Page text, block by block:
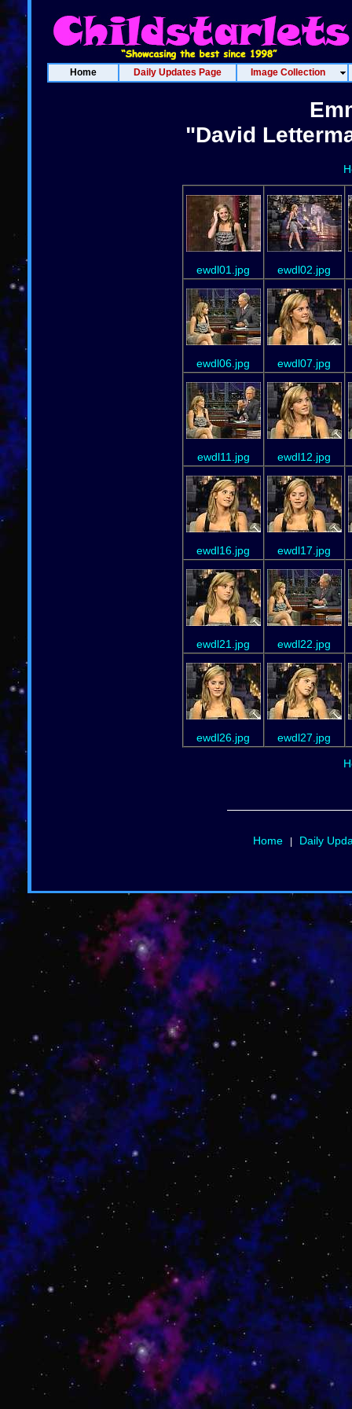
Home Daily Updates Page Image Collection
"David
ewdl01.jpg ewdl02.jpg
ewdl06.jpg ewdl07.jpg
ewdl11.jpg ewdl12.jpg
ewdl16.jpg ewdl17.jpg
ewdl21.jpg ewdl22.jpg
ewdl26.jpg ewdl27.jpg
Home| Daily